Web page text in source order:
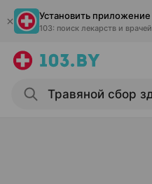
Установить приложение
103: поиск лекарств и врачей